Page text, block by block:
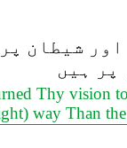
شیطان
پر ہیں
Thy vision
way Than